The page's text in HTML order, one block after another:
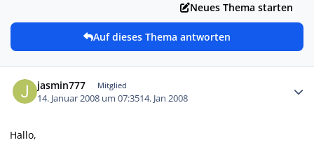
Neues Thema starten
Auf dieses Thema antworten
jasmin777 Mitglied
14. Januar 2008 um 07:3514. Jan 2008
Hallo,